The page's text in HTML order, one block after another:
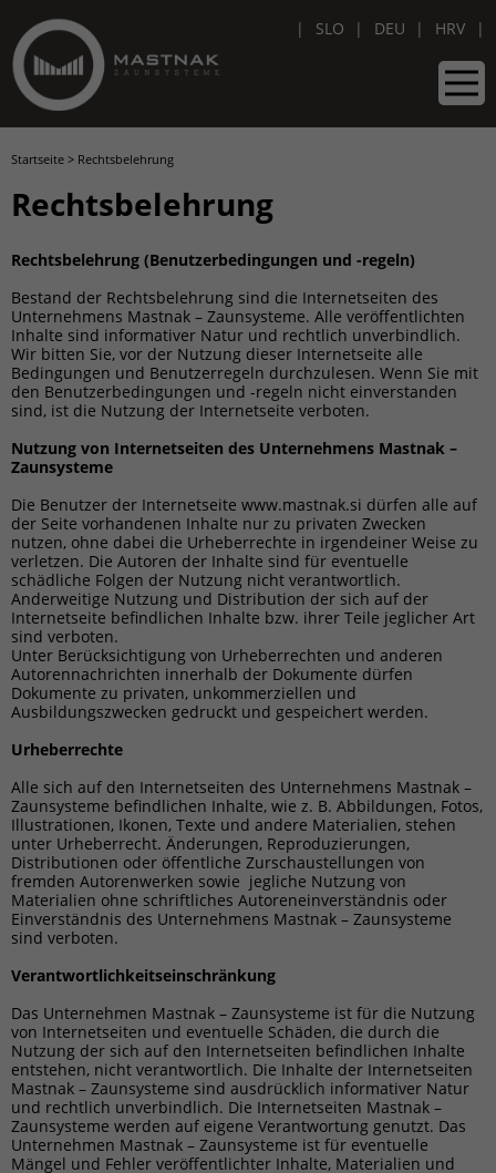
SLO DEU HRV
Startseite > Rechtsbelehrung
Rechtsbelehrung
Rechtsbelehrung (Benutzerbedingungen und -regeln)
Bestand der Rechtsbelehrung sind die Internetseiten des
Unternehmens Mastnak – Zaunsysteme. Alle veröffentlichten
Inhalte sind informativer Natur und rechtlich unverbindlich.
Wir bitten Sie, vor der Nutzung dieser Internetseite alle
Bedingungen und Benutzerregeln durchzulesen. Wenn Sie mit
den Benutzerbedingungen und -regeln nicht einverstanden
sind, ist die Nutzung der Internetseite verboten.
Nutzung von Internetseiten des Unternehmens Mastnak –
Zaunsysteme
Die Benutzer der Internetseite www.mastnak.si dürfen alle auf
der Seite vorhandenen Inhalte nur zu privaten Zwecken
nutzen, ohne dabei die Urheberrechte in irgendeiner Weise zu
verletzen. Die Autoren der Inhalte sind für eventuelle
schädliche Folgen der Nutzung nicht verantwortlich.
Anderweitige Nutzung und Distribution der sich auf der
Internetseite befindlichen Inhalte bzw. ihrer Teile jeglicher Art
sind verboten.
Unter Berücksichtigung von Urheberrechten und anderen
Autorennachrichten innerhalb der Dokumente dürfen
Dokumente zu privaten, unkommerziellen und
Ausbildungszwecken gedruckt und gespeichert werden.
Urheberrechte
Alle sich auf den Internetseiten des Unternehmens Mastnak –
Zaunsysteme befindlichen Inhalte, wie z. B. Abbildungen, Fotos,
Illustrationen, Ikonen, Texte und andere Materialien, stehen
unter Urheberrecht. Änderungen, Reproduzierungen,
Distributionen oder öffentliche Zurschaustellungen von
fremden Autorenwerken sowie jegliche Nutzung von
Materialien ohne schriftliches Autoreneinverständnis oder
Einverständnis des Unternehmens Mastnak – Zaunsysteme
sind verboten.
Verantwortlichkeitseinschränkung
Das Unternehmen Mastnak – Zaunsysteme ist für die Nutzung
von Internetseiten und eventuelle Schäden, die durch die
Nutzung der sich auf den Internetseiten befindlichen Inhalte
entstehen, nicht verantwortlich. Die Inhalte der Internetseiten
Mastnak – Zaunsysteme sind ausdrücklich informativer Natur
und rechtlich unverbindlich. Die Internetseiten Mastnak –
Zaunsysteme werden auf eigene Verantwortung genutzt. Das
Unternehmen Mastnak – Zaunsysteme ist für eventuelle
Mängel und Fehler veröffentlichter Inhalte, Materialien und